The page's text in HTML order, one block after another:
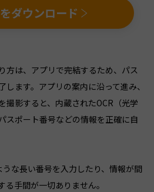
ダウンロード
方は、アプリで完結するため、パス
ます。アプリの案内に沿って進み、
撮影すると、内蔵されたOCR（光学
スポート番号などの情報を正確に自
な長い番号を入力したり、情報が間
手間が一切ありません。